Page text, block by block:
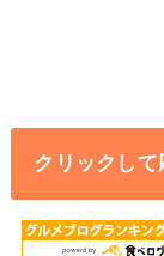
クリックして